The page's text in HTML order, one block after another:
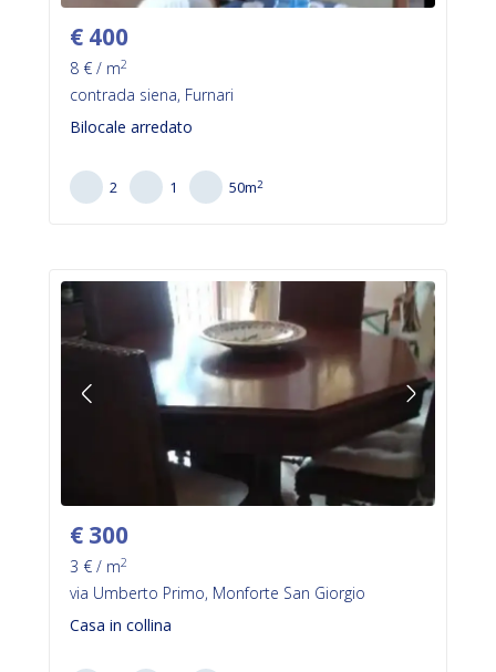
€ 400
8 € / m2
contrada siena, Furnari
Bilocale arredato
2 1 50m2
€ 300
3 € / m2
via Umberto Primo, Monforte San Giorgio
Casa in collina